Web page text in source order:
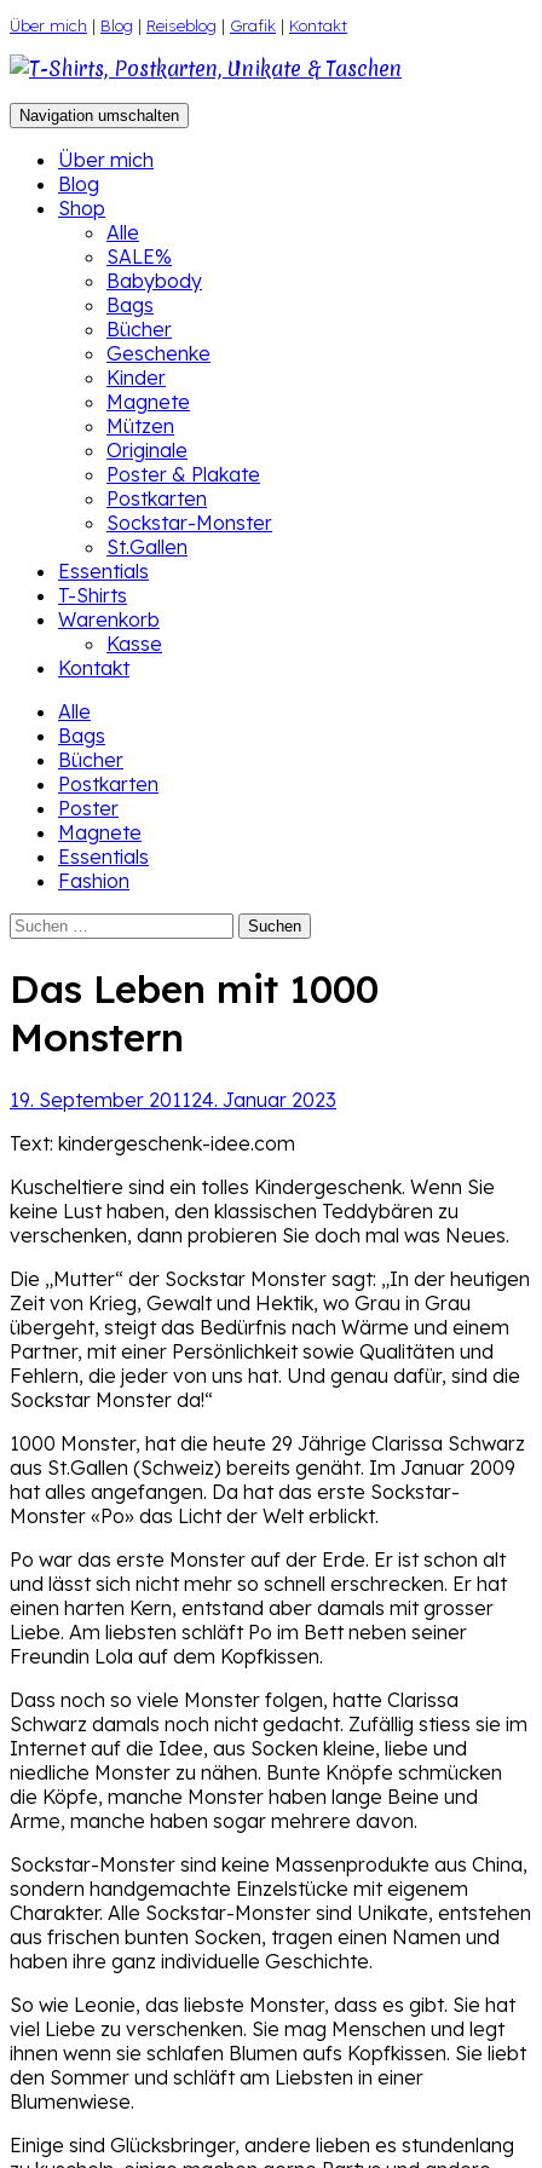
Zum
Inhalt
springen
Über mich | Blog | Reiseblog | Grafik | Kontakt
Navigation umschalten
Über mich
Blog
Shop
Alle
SALE%
Babybody
Bags
Bücher
Geschenke
Kinder
Magnete
Mützen
Originale
Poster & Plakate
Postkarten
Sockstar-Monster
St.Gallen
Essentials
T-Shirts
Warenkorb
Kasse
Kontakt
Alle
Bags
Bücher
Postkarten
Poster
Magnete
Essentials
Fashion
Suchen
Das Leben mit 1000
Monstern
19. September 201124. Januar 2023
Text: kindergeschenk-idee.com
Kuscheltiere sind ein tolles Kindergeschenk. Wenn Sie
keine Lust haben, den klassischen Teddybären zu
verschenken, dann probieren Sie doch mal was Neues.
Die „Mutter“ der Sockstar Monster sagt: „In der heutigen
Zeit von Krieg, Gewalt und Hektik, wo Grau in Grau
übergeht, steigt das Bedürfnis nach Wärme und einem
Partner, mit einer Persönlichkeit sowie Qualitäten und
Fehlern, die jeder von uns hat. Und genau dafür, sind die
Sockstar Monster da!“
1000 Monster, hat die heute 29 Jährige Clarissa Schwarz
aus St.Gallen (Schweiz) bereits genäht. Im Januar 2009
hat alles angefangen. Da hat das erste Sockstar-
Monster «Po» das Licht der Welt erblickt.
Po war das erste Monster auf der Erde. Er ist schon alt
und lässt sich nicht mehr so schnell erschrecken. Er hat
einen harten Kern, entstand aber damals mit grosser
Liebe. Am liebsten schläft Po im Bett neben seiner
Freundin Lola auf dem Kopfkissen.
Dass noch so viele Monster folgen, hatte Clarissa
Schwarz damals noch nicht gedacht. Zufällig stiess sie im
Internet auf die Idee, aus Socken kleine, liebe und
niedliche Monster zu nähen. Bunte Knöpfe schmücken
die Köpfe, manche Monster haben lange Beine und
Arme, manche haben sogar mehrere davon.
Sockstar-Monster sind keine Massenprodukte aus China,
sondern handgemachte Einzelstücke mit eigenem
Charakter. Alle Sockstar-Monster sind Unikate, entstehen
aus frischen bunten Socken, tragen einen Namen und
haben ihre ganz individuelle Geschichte.
So wie Leonie, das liebste Monster, dass es gibt. Sie hat
viel Liebe zu verschenken. Sie mag Menschen und legt
ihnen wenn sie schlafen Blumen aufs Kopfkissen. Sie liebt
den Sommer und schläft am Liebsten in einer
Blumenwiese.
Einige sind Glücksbringer, andere lieben es stundenlang